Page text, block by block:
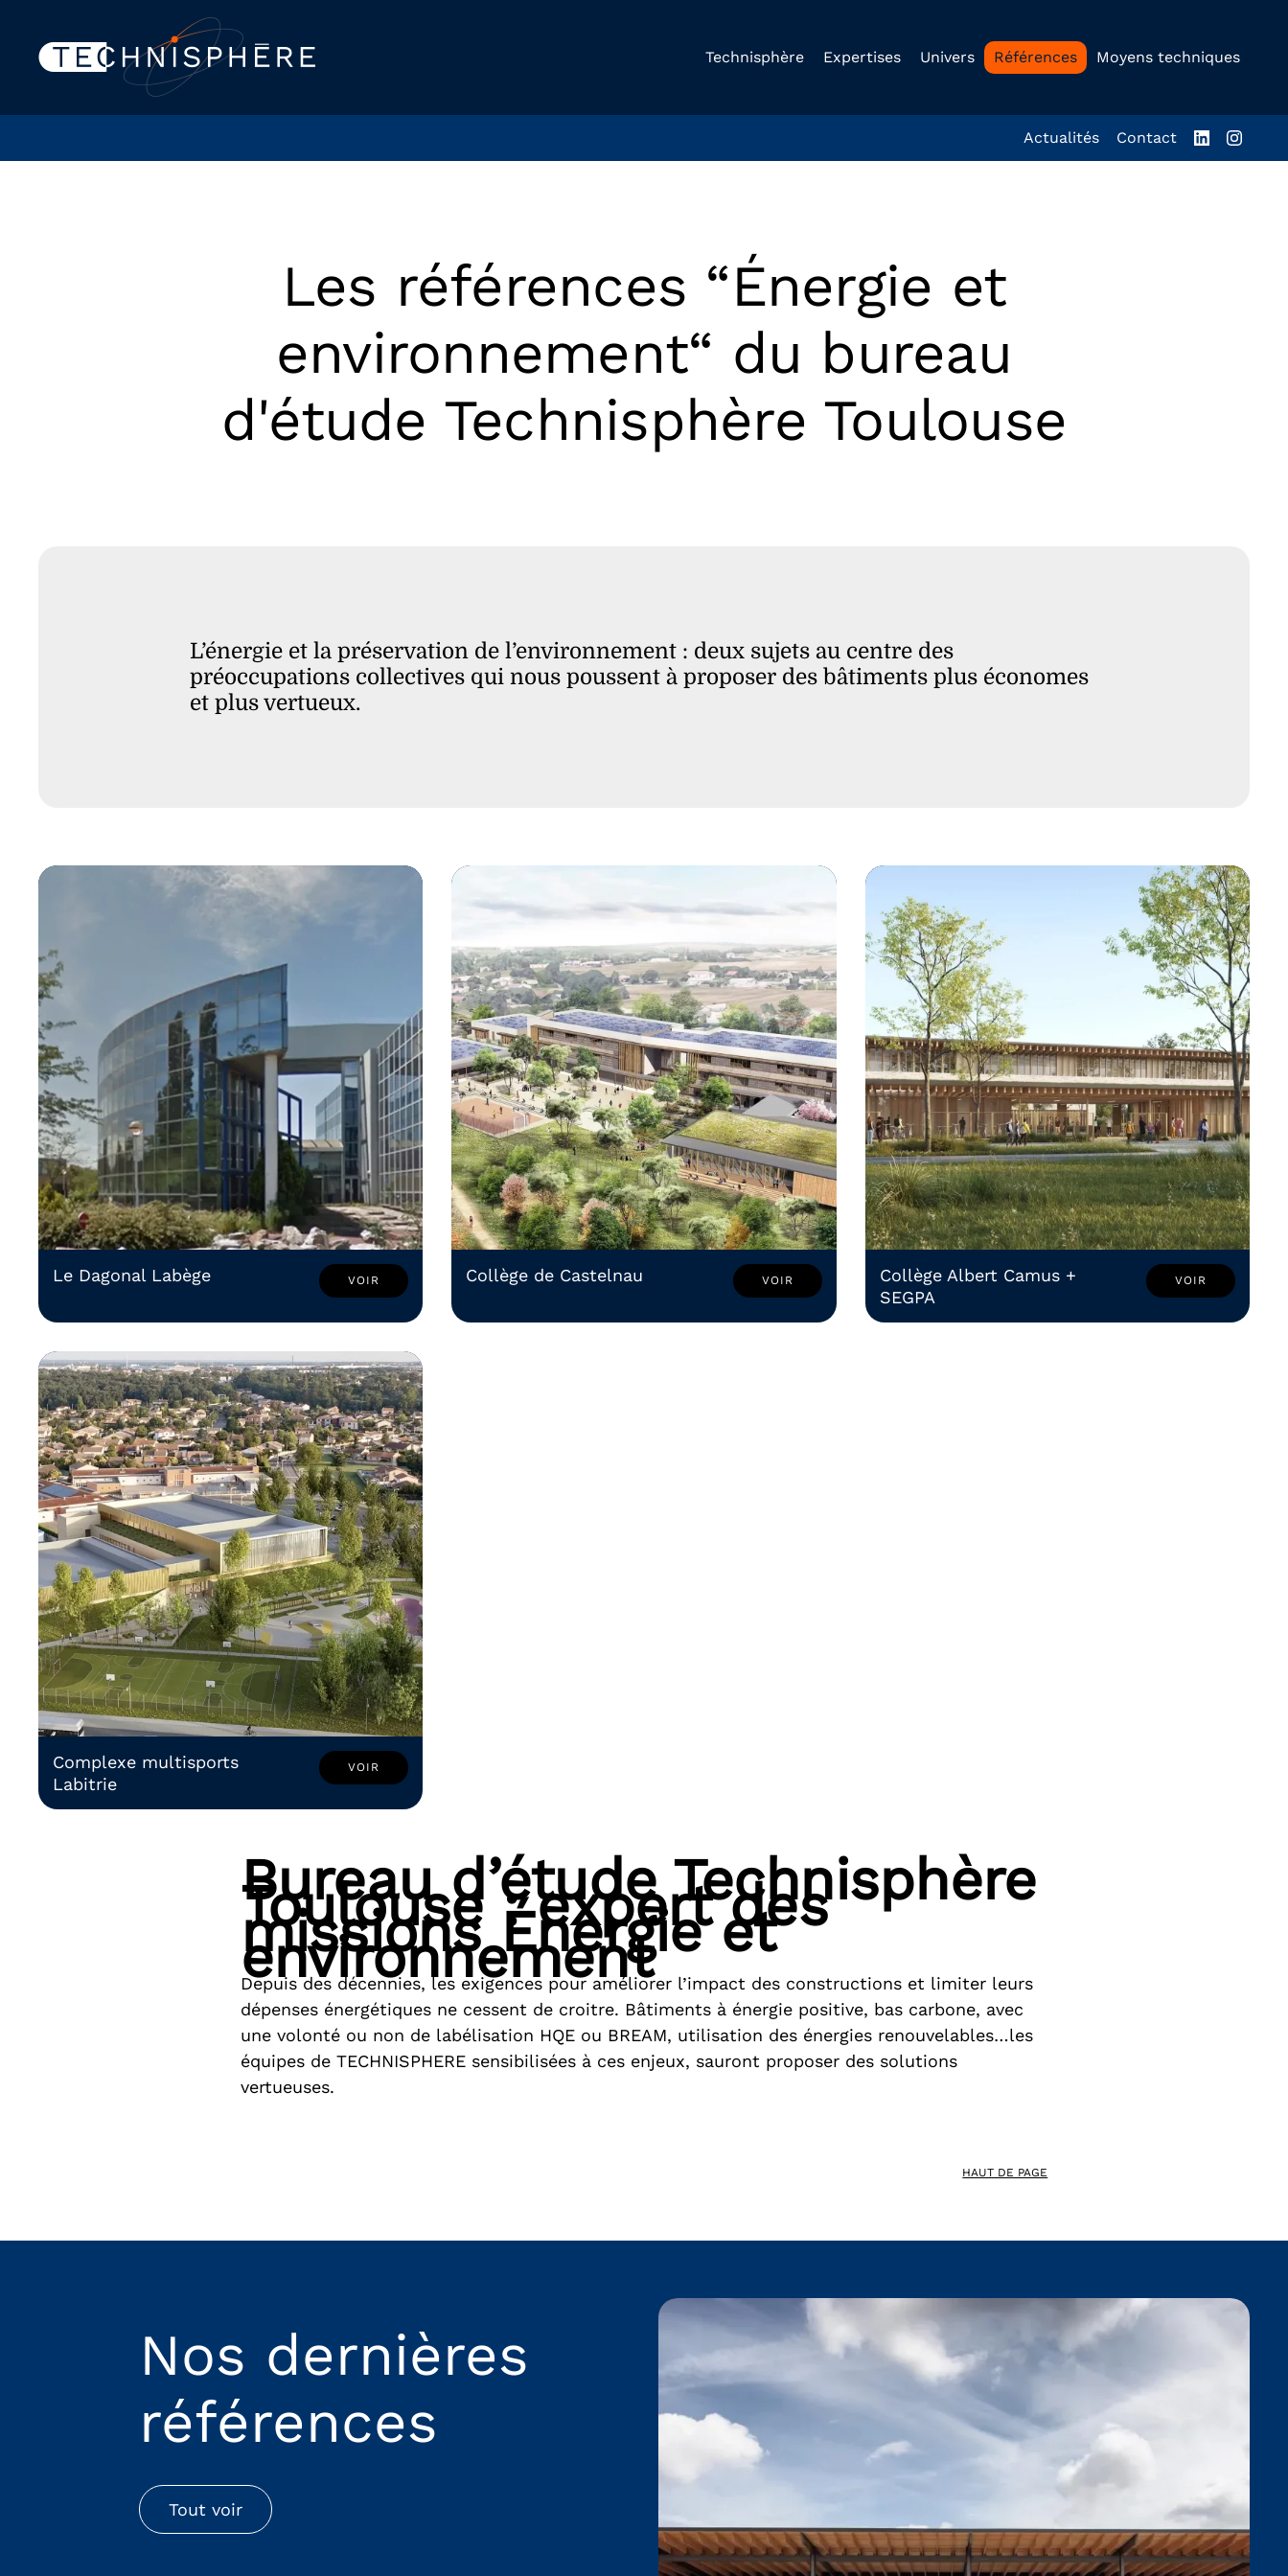
Technisphère Expertises Univers Références Moyens techniques
Actualités Contact
Les références “Énergie et
environnement“ du bureau
d'étude Technisphère Toulouse
L’énergie et la préservation de l’environnement : deux sujets au centre des
préoccupations collectives qui nous poussent à proposer des bâtiments plus économes
et plus vertueux.
Le Dagonal Labège VOIR Collège de Castelnau VOIR
Collège Albert Camus +
SEGPA
VOIR
Complexe multisports
Labitrie
VOIR
Bureau d’étude Technisphère
Toulouse : expert des
missions Énergie et
environnement
Depuis des décennies, les exigences pour améliorer l’impact des constructions et limiter leurs
dépenses énergétiques ne cessent de croitre. Bâtiments à énergie positive, bas carbone, avec
une volonté ou non de labélisation HQE ou BREAM, utilisation des énergies renouvelables…les
équipes de TECHNISPHERE sensibilisées à ces enjeux, sauront proposer des solutions
vertueuses.
HAUT DE PAGE
Nos dernières
références
Tout voir